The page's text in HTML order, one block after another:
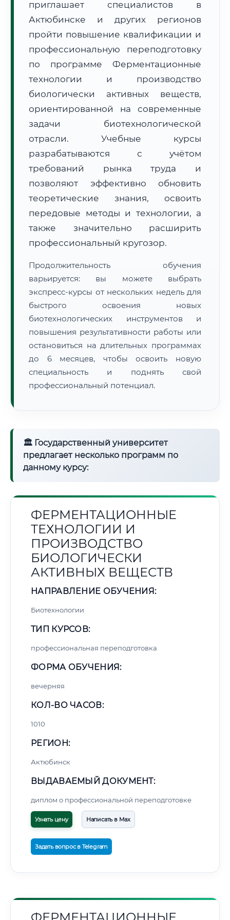
• Маршрут транзита:~1 910 км
📜 Документы и аккредитация ФИС ФРДО
🔍 Нажмите на документ для увеличения и просмотра
приглашает специалистов в
Актюбинске и других регионов
пройти повышение квалификации и
профессиональную переподготовку
по программе Ферментационные
технологии и производство
биологически активных веществ,
ориентированной на современные
задачи биотехнологической
отрасли. Учебные курсы
разрабатываются с учётом
требований рынка труда и
позволяют эффективно обновить
теоретические знания, освоить
передовые методы и технологии, а
также значительно расширить
профессиональный кругозор.
Продолжительность обучения
варьируется: вы можете выбрать
экспресс-курсы от нескольких недель для
быстрого освоения новых
биотехнологических инструментов и
повышения результативности работы или
остановиться на длительных программах
до 6 месяцев, чтобы освоить новую
специальность и поднять свой
профессиональный потенциал.
🏛 Государственный университет
предлагает несколько программ по
данному курсу:
ФЕРМЕНТАЦИОННЫЕ
ТЕХНОЛОГИИ И
ПРОИЗВОДСТВО
БИОЛОГИЧЕСКИ
АКТИВНЫХ ВЕЩЕСТВ
НАПРАВЛЕНИЕ ОБУЧЕНИЯ:
Биотехнологии
ТИП КУРСОВ:
профессиональная переподготовка
ФОРМА ОБУЧЕНИЯ:
вечерняя
КОЛ-ВО ЧАСОВ:
1010
РЕГИОН:
Актюбинск
ВЫДАВАЕМЫЙ ДОКУМЕНТ:
диплом о профессиональной переподготовке
Узнать цену Написать в Max
Задать вопрос в Telegram